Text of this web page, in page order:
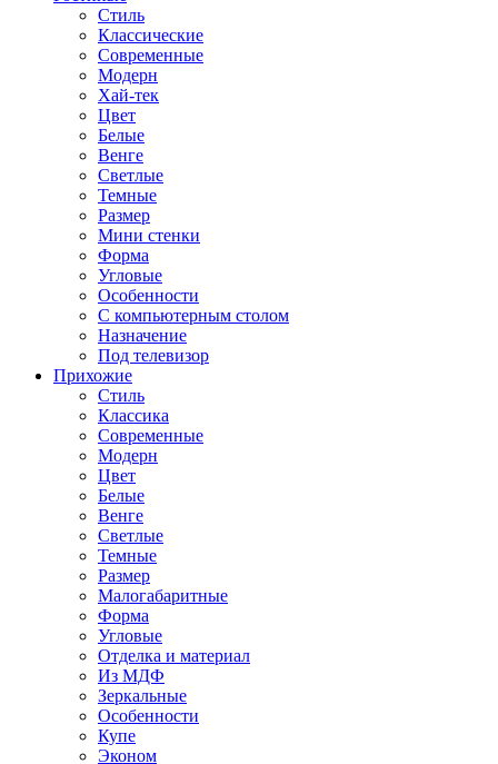
Стиль
Классические
Современные
Модерн
Хай-тек
Цвет
Белые
Венге
Светлые
Темные
Размер
Мини стенки
Форма
Угловые
Особенности
С компьютерным столом
Назначение
Под телевизор
Прихожие
Стиль
Классика
Современные
Модерн
Цвет
Белые
Венге
Светлые
Темные
Размер
Малогабаритные
Форма
Угловые
Отделка и материал
Из МДФ
Зеркальные
Особенности
Купе
Эконом